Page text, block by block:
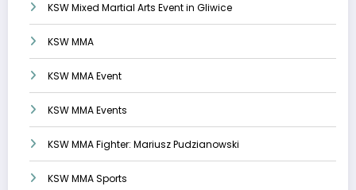
KSW Mixed Martial Arts Event in Gliwice
KSW MMA
KSW MMA Event
KSW MMA Events
KSW MMA Fighter: Mariusz Pudzianowski
KSW MMA Sports